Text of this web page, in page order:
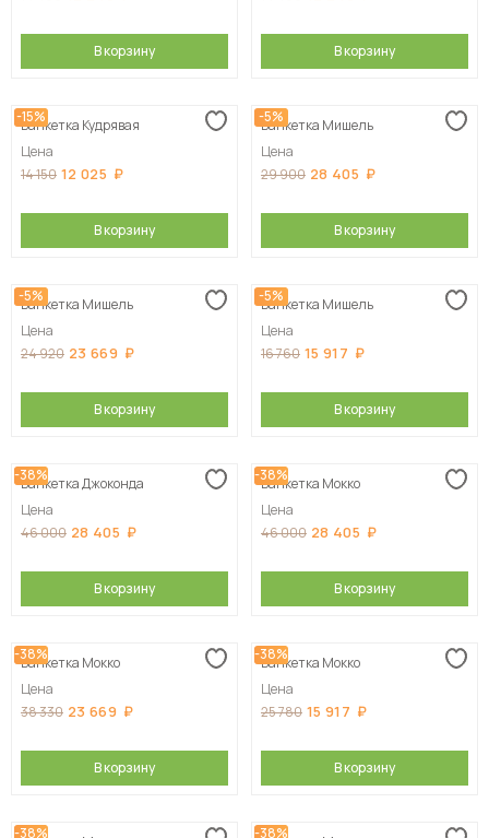
В корзину В корзину
-15%
Банкетка Кудрявая
Цена
14 150 12 025
В корзину
-5%
Банкетка Мишель
Цена
29 900 28 405
В корзину
-5%
Банкетка Мишель
Цена
24 920 23 669
В корзину
-5%
Банкетка Мишель
Цена
16 760 15 917
В корзину
-38%
Банкетка Джоконда
Цена
46 000 28 405
В корзину
-38%
Банкетка Мокко
Цена
46 000 28 405
В корзину
-38%
Банкетка Мокко
Цена
38 330 23 669
В корзину
-38%
Банкетка Мокко
Цена
25 780 15 917
В корзину
-38% -38%